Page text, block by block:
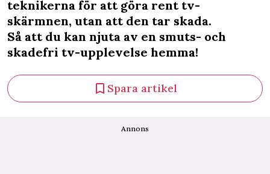
teknikerna för att göra rent tv-
skärmnen, utan att den tar skada.
Så att du kan njuta av en smuts- och
skadefri tv-upplevelse hemma!
Spara artikel
Annons